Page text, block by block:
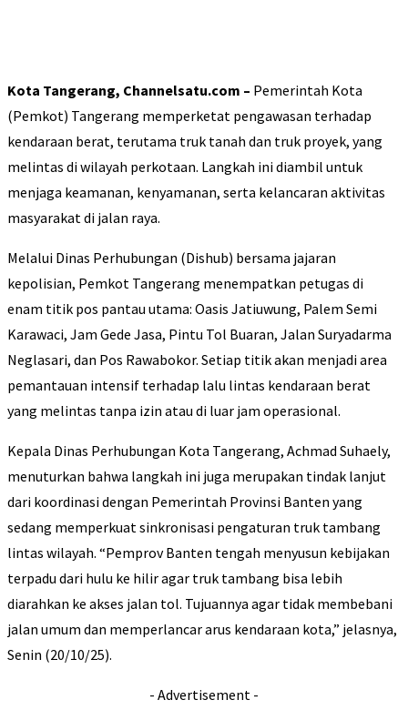
Kota Tangerang, Channelsatu.com – Pemerintah Kota
(Pemkot) Tangerang memperketat pengawasan terhadap
kendaraan berat, terutama truk tanah dan truk proyek, yang
melintas di wilayah perkotaan. Langkah ini diambil untuk
menjaga keamanan, kenyamanan, serta kelancaran aktivitas
masyarakat di jalan raya.
Melalui Dinas Perhubungan (Dishub) bersama jajaran
kepolisian, Pemkot Tangerang menempatkan petugas di
enam titik pos pantau utama: Oasis Jatiuwung, Palem Semi
Karawaci, Jam Gede Jasa, Pintu Tol Buaran, Jalan Suryadarma
Neglasari, dan Pos Rawabokor. Setiap titik akan menjadi area
pemantauan intensif terhadap lalu lintas kendaraan berat
yang melintas tanpa izin atau di luar jam operasional.
Kepala Dinas Perhubungan Kota Tangerang, Achmad Suhaely,
menuturkan bahwa langkah ini juga merupakan tindak lanjut
dari koordinasi dengan Pemerintah Provinsi Banten yang
sedang memperkuat sinkronisasi pengaturan truk tambang
lintas wilayah. “Pemprov Banten tengah menyusun kebijakan
terpadu dari hulu ke hilir agar truk tambang bisa lebih
diarahkan ke akses jalan tol. Tujuannya agar tidak membebani
jalan umum dan memperlancar arus kendaraan kota,” jelasnya,
Senin (20/10/25).
- Advertisement -